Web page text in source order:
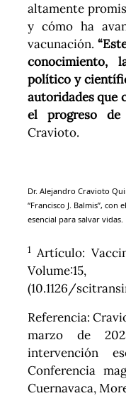
altamente
y cómo ha
vacunación.
conocimiento,
político y
autoridades que
el progreso de
Cravioto.
Dr. Alejandro Cravioto
“Francisco J. Balmis”,
esencial para salvar vidas.
1Artículo:
(10.1126/
Referencia:
marzo de
intervención
Conferencia
Cuernavaca,